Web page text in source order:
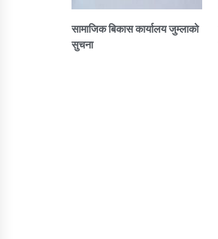
सामाजिक बिकास कार्यालय जुम्लाकाे
सुचना